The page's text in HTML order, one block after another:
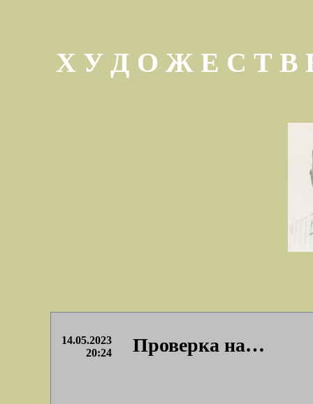
Х У Д О Ж Е С Т
14.05.2023
20:24
Проверка на…